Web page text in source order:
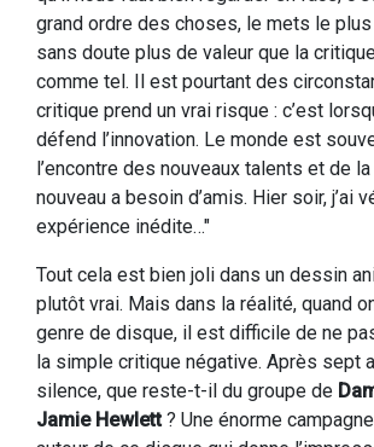
grand ordre des choses, le mets le
sans doute plus de valeur que la
comme tel. Il est pourtant des
critique prend un vrai risque : c’est
défend l’innovation. Le monde est
l’encontre des nouveaux talents et de
nouveau a besoin d’amis. Hier soir, j’ai
expérience inédite…"
Tout cela est bien joli dans un dessin
plutôt vrai. Mais dans la réalité, quand
genre de disque, il est difficile de ne
la simple critique négative. Après sept
silence, que reste-t-il du groupe de
Jamie Hewlett? Une énorme